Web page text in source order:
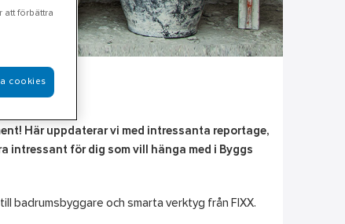
Här uppdaterar vi med intressanta reportage,
intressant för dig som vill hänga med i Byggs
badrumsbyggare och smarta verktyg från FIXX.
att förbättra
cookies